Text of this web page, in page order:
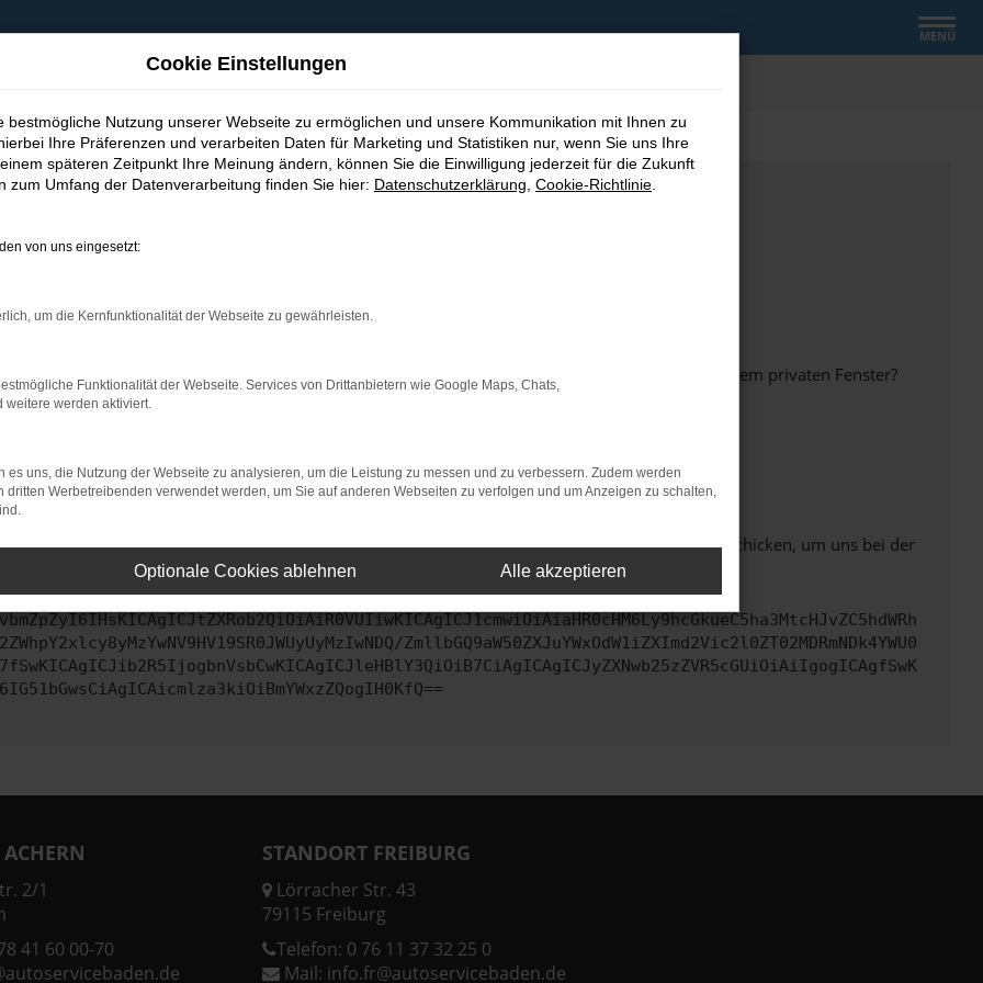
MENÜ
bestimmter Seiten verhindern. Funktioniert die Seite in einem anderen Browser oder in einem privaten Fenster?
beheben.
auf dem neuesten Stand sind.
kann auch dazu führen, dass bestimmte Funktionen nicht mehr unterstützt werden.
uns bitte. Wir werden versuchen, das Problem zu beheben. Du kannst uns diesen Text schicken, um uns bei der
ZmllbGQ9aW50ZXJuYWxOdW1iZXImd2Vic2l0ZT02MDRmNDk4YWU0
2/1
41 60 00-70
STANDORT FREIBURG
Lörracher Str. 43
79115 Freiburg
Telefon: 0 76 11 37 32 25 0
Mail: info.fr@autoservicebaden.de
Cookie Einstellungen
bestmögliche Nutzung unserer Webseite zu ermöglichen und unsere Kommunikation mit Ihnen zu
Ihre Präferenzen und verarbeiten Daten für Marketing und Statistiken nur, wenn Sie uns Ihre
späteren Zeitpunkt Ihre Meinung ändern, können Sie die Einwilligung jederzeit für die Zukunft
zum Umfang der Datenverarbeitung finden Sie hier: Datenschutzerklärung Cookie-Richtlinie
von uns eingesetzt:
um die Kernfunktionalität der Webseite zu gewährleisten.
Funktionalität der Webseite. Services von Drittanbietern wie Google Maps, Chats,
weitere werden aktiviert.
es uns, die Nutzung der Webseite zu analysieren, um die Leistung zu messen und zu verbessern. Zudem werden
dritten Werbetreibenden verwendet werden, um Sie auf anderen Webseiten zu verfolgen und um Anzeigen zu schalten,
Optionale Cookies ablehnen Alle akzeptieren